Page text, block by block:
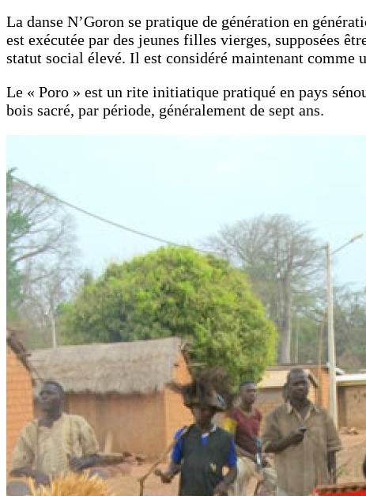
La danse N’Goron se pratique de génération en
est exécutée par des jeunes filles vierges, supposées
statut social élevé. Il est considéré maintenant comme
Le « Poro » est un rite initiatique pratiqué en pays
bois sacré, par période, généralement de sept ans.